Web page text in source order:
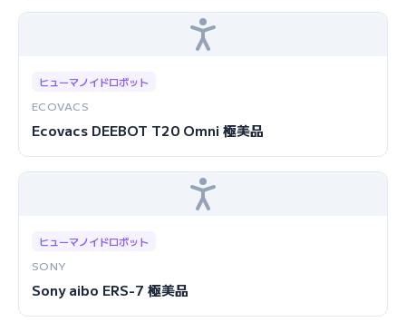
ヒューマノイドロボット
ECOVACS
Ecovacs DEEBOT T20 Omni 極美品
ヒューマノイドロボット
SONY
Sony aibo ERS-7 極美品